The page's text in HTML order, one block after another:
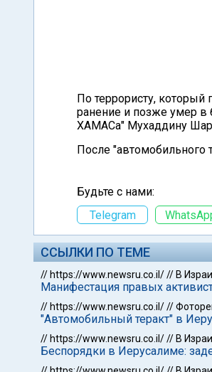
По террористу, который
ранение и позже умер в
ХАМАСа" Мухаддину
После "автомобильного
Будьте с нами:
Telegram
ССЫЛКИ ПО ТЕМЕ
// https://www.newsru.co.il/// В
Манифестация правых
// https://www.newsru.co.il///
"Автомобильный теракт" в
// https://www.newsru.co.il/// В
Беспорядки в Иерусалиме: